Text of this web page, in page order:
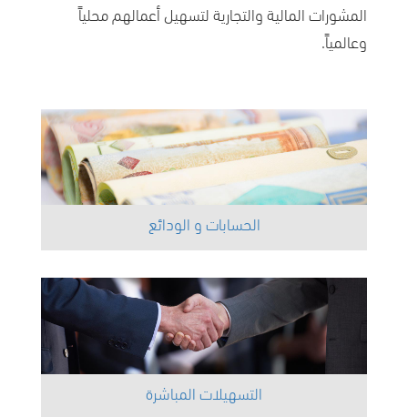
المشورات المالية والتجارية لتسهيل أعمالهم محلياً
وعالمياً.
الحسابات و الودائع
التسهيلات المباشرة